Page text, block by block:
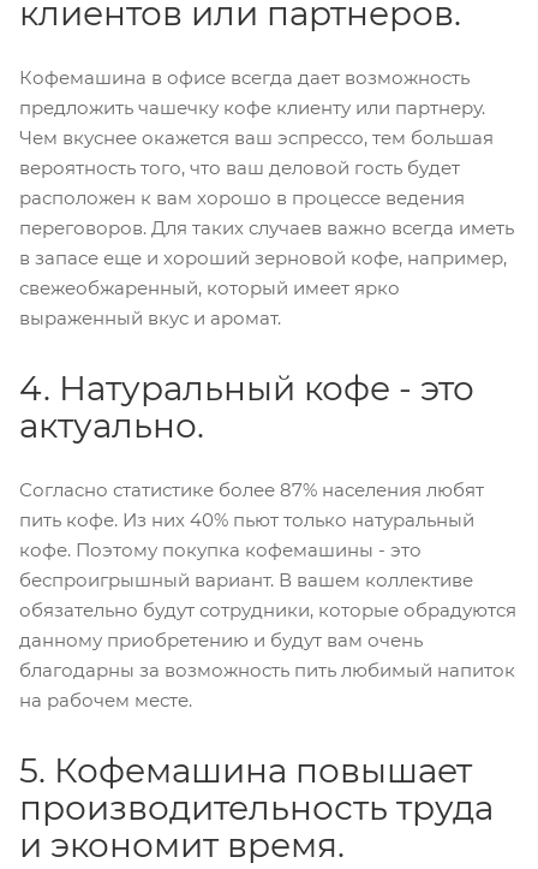
клиентов или партнеров.
Кофемашина в офисе всегда дает возможность
предложить чашечку кофе клиенту или партнеру.
Чем вкуснее окажется ваш эспрессо, тем большая
вероятность того, что ваш деловой гость будет
расположен к вам хорошо в процессе ведения
переговоров. Для таких случаев важно всегда иметь
в запасе еще и хороший зерновой кофе, например,
свежеобжаренный, который имеет ярко
выраженный вкус и аромат.
4. Натуральный кофе - это
актуально.
Согласно статистике более 87% населения любят
пить кофе. Из них 40% пьют только натуральный
кофе. Поэтому покупка кофемашины - это
беспроигрышный вариант. В вашем коллективе
обязательно будут сотрудники, которые обрадуются
данному приобретению и будут вам очень
благодарны за возможность пить любимый напиток
на рабочем месте.
5. Кофемашина повышает
производительность труда
и экономит время.